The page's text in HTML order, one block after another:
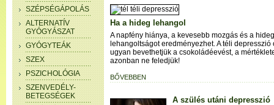
SZÉPSÉGÁPOLÁS
ALTERNATÍV
GYÓGYÁSZAT
GYÓGYTEÁK
SZEX
PSZICHOLÓGIA
SZENVEDÉLY-
BETEGSÉGEK
Ha a hideg lehangol
A napfény hiánya, a kevesebb mozgás és a
lehangoltságot eredményezhet. A téli depresszió
ugyan bevethetjük a csokoládéevést, a
azonban ne feledjük!
BŐVEBBEN
A szülés utáni depresszió